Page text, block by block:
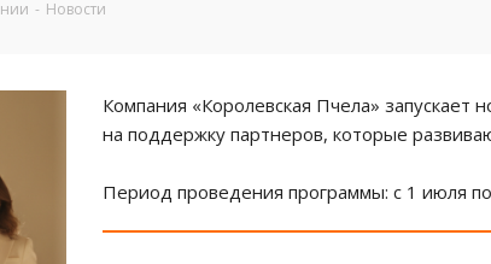
- Новости
Компания «Королевская Пчела»
на поддержку партнеров, которые
Период проведения программы: с 1 июля